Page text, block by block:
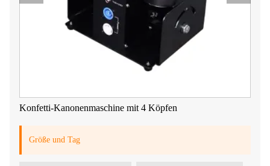
Konfetti-Kanonenmaschine mit 4 Köpfen
Größe und Tag